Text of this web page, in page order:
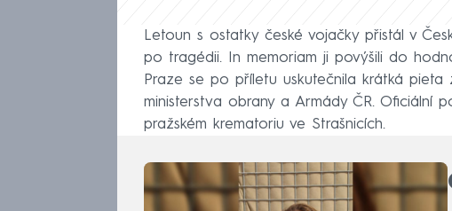
Letoun s ostatky české vojačky přistál v
po tragédii. In memoriam ji povýšili do
Praze se po příletu uskutečnila krátká pieta
ministerstva obrany a Armády ČR. Oficiální
pražském krematoriu ve Strašnicích.